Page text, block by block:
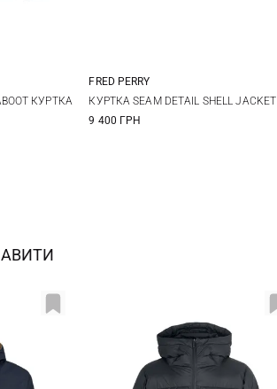
XXL
КУРТКА
S M L XL
FRED PERRY
КУРТКА SEAM DETAIL SHELL JACKET
9 400 ГРН